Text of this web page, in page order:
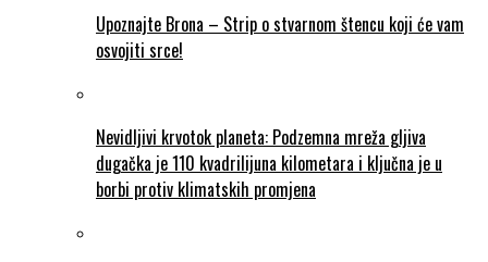
Upoznajte Brona – Strip o stvarnom štencu koji će vam
osvojiti srce!
Nevidljivi krvotok planeta: Podzemna mreža gljiva
dugačka je 110 kvadrilijuna kilometara i ključna je u
borbi protiv klimatskih promjena